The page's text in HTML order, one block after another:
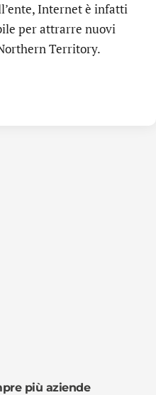
Internet è infatti
per attrarre nuovi
Territory.
più aziende